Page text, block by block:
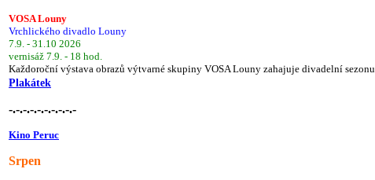
VOSA Louny
Vrchlického divadlo Louny
7.9. - 31.10 2026
vernisáž 7.9. - 18 hod.
Každoroční výstava obrazů výtvarné skupiny VOSA Louny zahajuje divadelní sezonu.
Plakátek
-.-.-.-.-.-.-.-.-.-
Kino Peruc
Srpen